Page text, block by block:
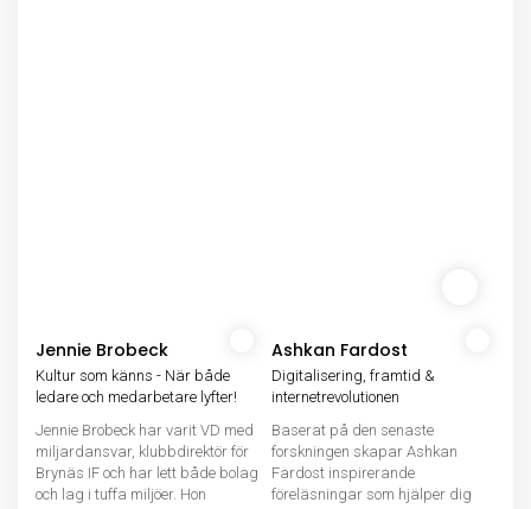
Jennie Brobeck
Kultur som känns - När både
ledare och medarbetare lyfter!
Jennie Brobeck har varit VD med
miljardansvar, klubbdirektör för
Brynäs IF och har lett både bolag
och lag i tuffa miljöer. Hon
Ashkan Fardost
Digitalisering, framtid &
internetrevolutionen
Baserat på den senaste
forskningen skapar Ashkan
Fardost inspirerande
föreläsningar som hjälper dig